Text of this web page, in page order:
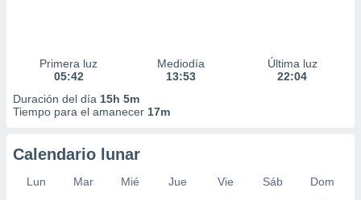
Primera luz
05:42
Mediodía
13:53
Última luz
22:04
Duración del día 15h 5m
Tiempo para el amanecer 17m
Calendario lunar
Lun Mar Mié Jue Vie Sáb
Dom